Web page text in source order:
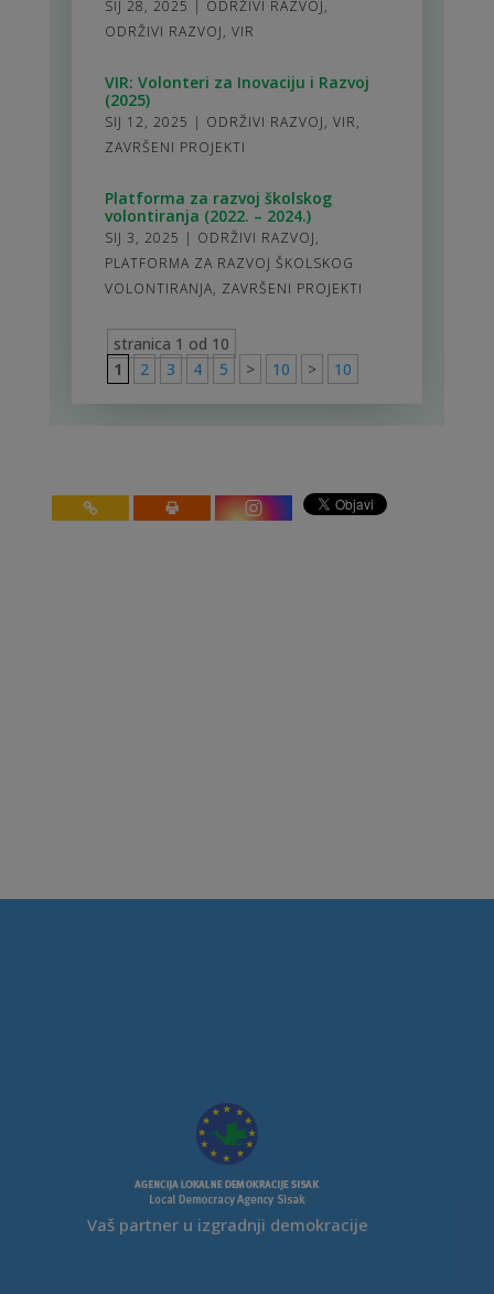
SIJ 28, 2025 ODRŽIVI RAZVOJ,
ODRŽIVI RAZVOJ, VIR
VIR: Volonteri za Inovaciju i Razvoj
(2025)
SIJ 12, 2025 | ODRŽIVI RAZVOJ, VIR,
ZAVRŠENI PROJEKTI
Platforma za razvoj školskog
volontiranja (2022. – 2024.)
SIJ 3, 2025 | ODRŽIVI RAZVOJ,
PLATFORMA ZA RAZVOJ ŠKOLSKOG
VOLONTIRANJA, ZAVRŠENI PROJEKTI
stranica 1 od 10
1
2 3 4 5 > 10 > 10
Vaš partner u izgradnji demokracije